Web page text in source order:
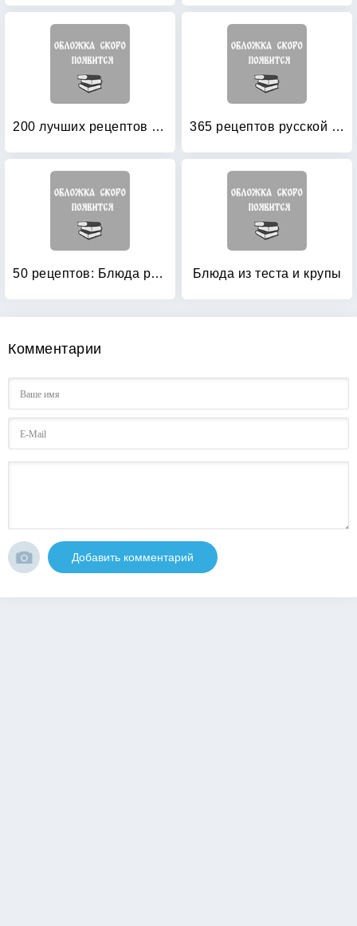
200 лучших рецептов русской кухни 365 рецептов русской кухни
50 рецептов: Блюда русской кухни Блюда из теста и крупы
Комментарии